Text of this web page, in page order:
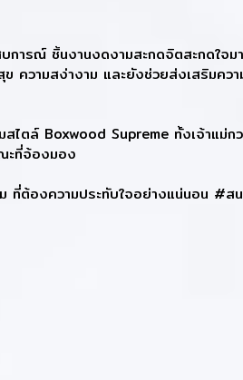
ณ์ ชิ้นงานงดงามสะกดจิตสะกดใจม
วามสง่างาม และยังช่วยส่งเสริมคว
ตล์ Boxwood Supreme ทั้งเจ้าแม่
ะที่จ้องมอง
ต้องความประทับใจอย่างแน่นอน #ส